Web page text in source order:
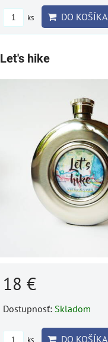
ks DO KOŠÍKA
Let's hike
18 €
Dostupnosť: Skladom
ks DO KOŠÍKA